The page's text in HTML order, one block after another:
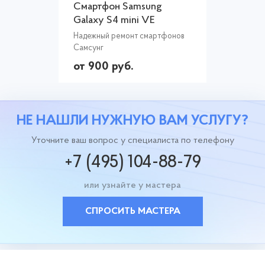
Смартфон Samsung
Galaxy S4 mini VE
Надежный ремонт смартфонов
Самсунг
от 900 руб.
НЕ НАШЛИ НУЖНУЮ ВАМ УСЛУГУ?
Уточните ваш вопрос у специалиста по телефону
+7 (495) 104-88-79
или узнайте у мастера
СПРОСИТЬ МАСТЕРА